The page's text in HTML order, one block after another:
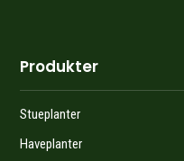
Produkter
Stueplanter
Haveplanter